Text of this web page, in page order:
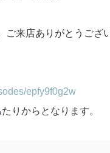
ご来店ありがとうござ
epfy9f0g2w
たりからとなります。